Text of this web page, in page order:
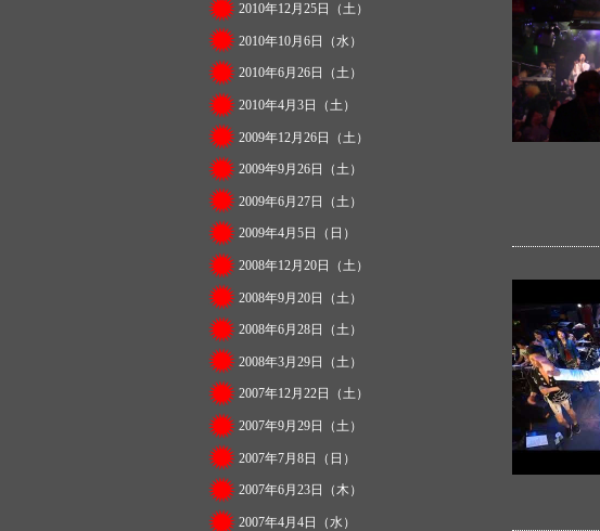
2010年12月25日（土）
2010年10月6日（水）
2010年6月26日（土）
2010年4月3日（土）
2009年12月26日（土）
2009年9月26日（土）
2009年6月27日（土）
2009年4月5日（日）
2008年12月20日（土）
2008年9月20日（土）
2008年6月28日（土）
2008年3月29日（土）
2007年12月22日（土）
2007年9月29日（土）
2007年7月8日（日）
2007年6月23日（木）
2007年4月4日（水）